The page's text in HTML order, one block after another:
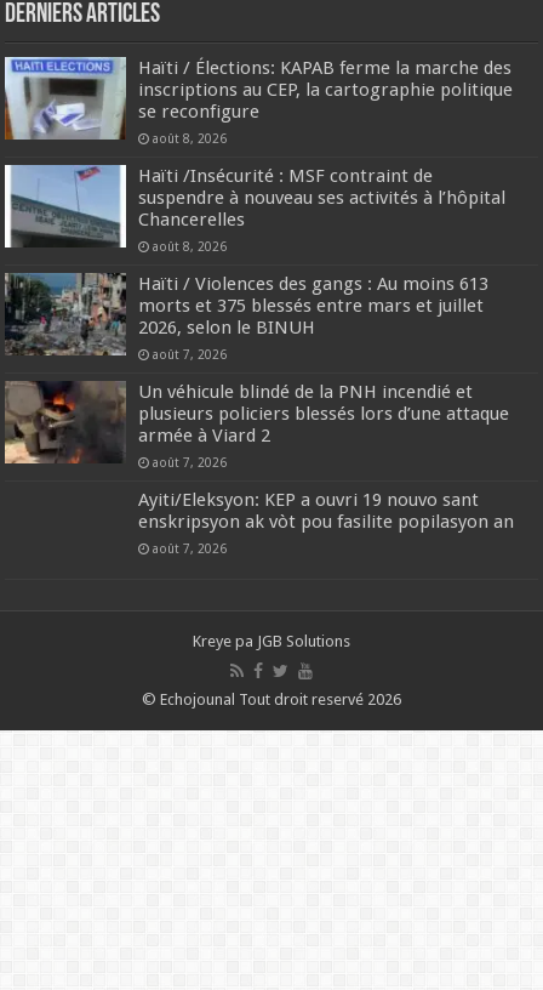
Derniers articles
Haïti / Élections: KAPAB ferme la marche des
inscriptions au CEP, la cartographie politique
se reconfigure
août 8, 2026
Haïti /Insécurité : MSF contraint de
suspendre à nouveau ses activités à l’hôpital
Chancerelles
août 8, 2026
Haïti / Violences des gangs : Au moins 613
morts et 375 blessés entre mars et juillet
2026, selon le BINUH
août 7, 2026
Un véhicule blindé de la PNH incendié et
plusieurs policiers blessés lors d’une attaque
armée à Viard 2
août 7, 2026
‎Ayiti/Eleksyon: KEP a ouvri 19 nouvo sant
enskripsyon ak vòt pou fasilite popilasyon an
août 7, 2026
Kreye pa JGB Solutions
© Echojounal Tout droit reservé 2026